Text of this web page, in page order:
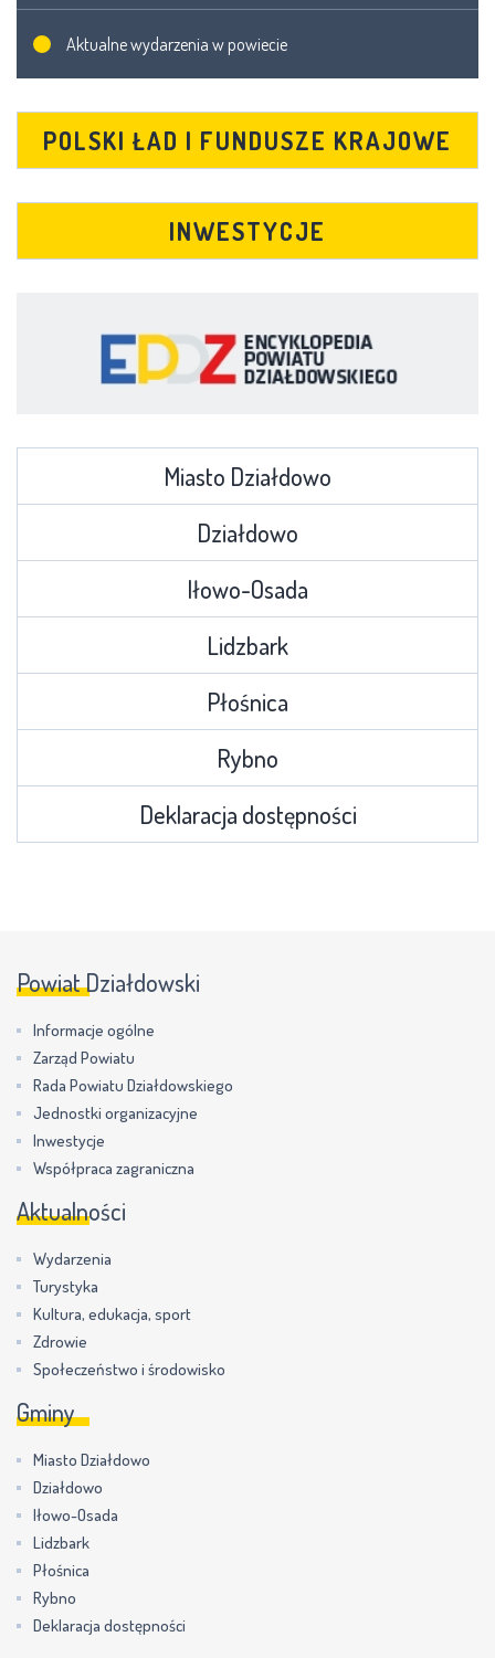
Aktualne wydarzenia w powiecie
POLSKI ŁAD I FUNDUSZE KRAJOWE
INWESTYCJE
Miasto Działdowo
Działdowo
Iłowo-Osada
Lidzbark
Płośnica
Rybno
Deklaracja dostępności
Powiat Działdowski
Informacje ogólne
Zarząd Powiatu
Rada Powiatu Działdowskiego
Jednostki organizacyjne
Inwestycje
Współpraca zagraniczna
Aktualności
Wydarzenia
Turystyka
Kultura, edukacja, sport
Zdrowie
Społeczeństwo i środowisko
Gminy
Miasto Działdowo
Działdowo
Iłowo-Osada
Lidzbark
Płośnica
Rybno
Deklaracja dostępności